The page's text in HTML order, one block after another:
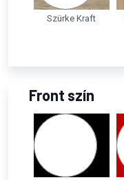
Szürke Kraft
Front szín